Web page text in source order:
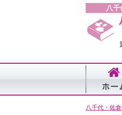
八
八千代・佐